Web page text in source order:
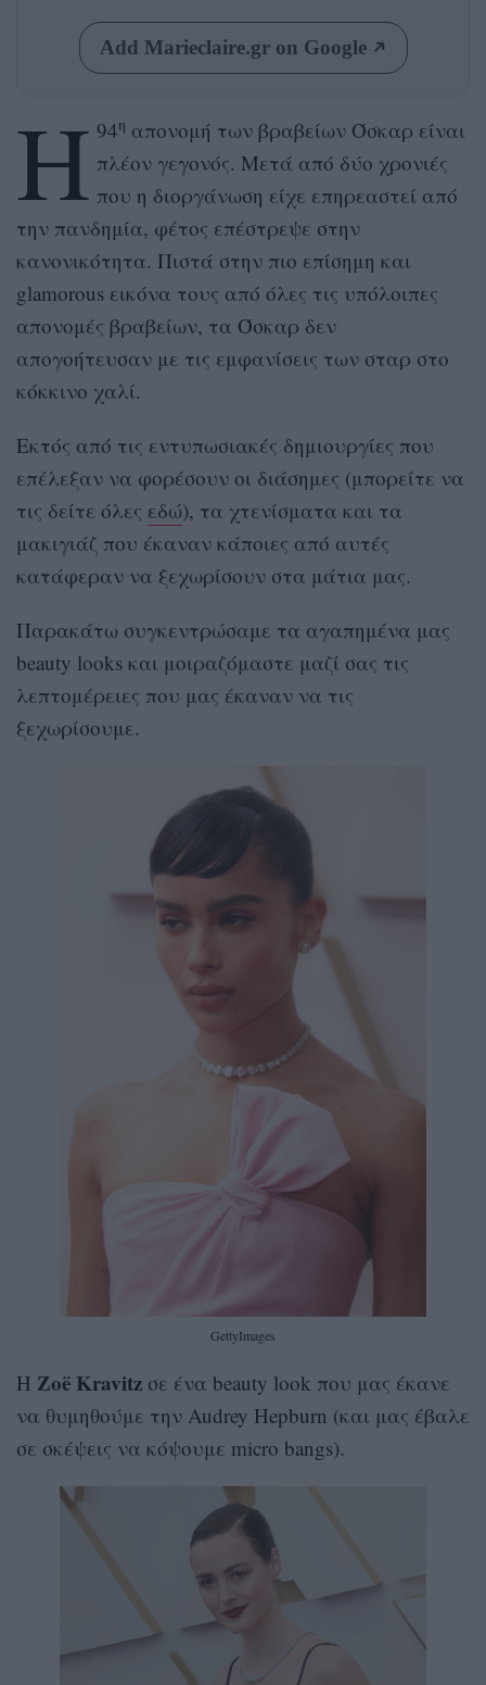
Add Marieclaire.gr on Google
Η 94η απονομή των βραβείων Όσκαρ είναι
πλέον γεγονός. Μετά από δύο χρονιές
που η διοργάνωση είχε επηρεαστεί από
την πανδημία, φέτος επέστρεψε στην
κανονικότητα. Πιστά στην πιο επίσημη και
glamorous εικόνα τους από όλες τις υπόλοιπες
απονομές βραβείων, τα Όσκαρ δεν
απογοήτευσαν με τις εμφανίσεις των σταρ στο
κόκκινο χαλί.
Εκτός από τις εντυπωσιακές δημιουργίες που
επέλεξαν να φορέσουν οι διάσημες (μπορείτε να
τις δείτε όλες εδώ), τα χτενίσματα και τα
μακιγιάζ που έκαναν κάποιες από αυτές
κατάφεραν να ξεχωρίσουν στα μάτια μας.
Παρακάτω συγκεντρώσαμε τα αγαπημένα μας
beauty looks και μοιραζόμαστε μαζί σας τις
λεπτομέρειες που μας έκαναν να τις
ξεχωρίσουμε.
GettyImages
Η Zoë Kravitz σε ένα beauty look που μας έκανε
να θυμηθούμε την Audrey Hepburn (και μας έβαλε
σε σκέψεις να κόψουμε micro bangs).